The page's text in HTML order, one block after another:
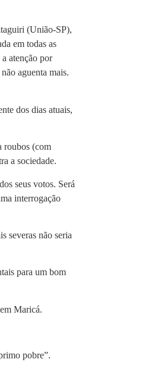
(União-SP),
em todas as
atenção por
aguenta mais.
dos dias atuais,
roubos (com
a sociedade.
seus votos. Será
interrogação
severas não seria
para um bom
Maricá.
pobre”.